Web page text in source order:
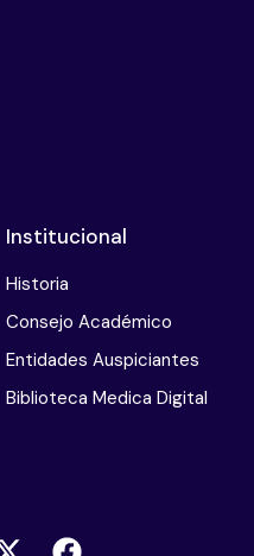
Institucional
Historia
Consejo Académico
Entidades Auspiciantes
Biblioteca Medica Digital